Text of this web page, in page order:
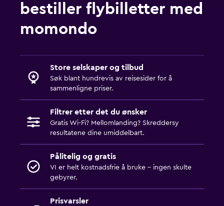
bestiller flybilletter med
momondo
Store selskaper og tilbud
Søk blant hundrevis av reisesider for å
sammenligne priser.
Filtrer etter det du ønsker
Gratis Wi-Fi? Mellomlanding? Skreddersy
resultatene dine umiddelbart.
Pålitelig og gratis
VI er helt kostnadsfrie å bruke - ingen skulte
gebyrer.
Prisvarsler